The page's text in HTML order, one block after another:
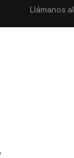
Llámanos al